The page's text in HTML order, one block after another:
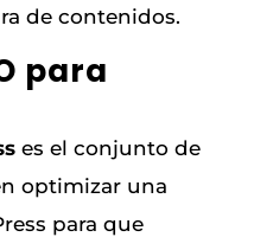
de contenidos.
para
es el conjunto de
optimizar una
para que